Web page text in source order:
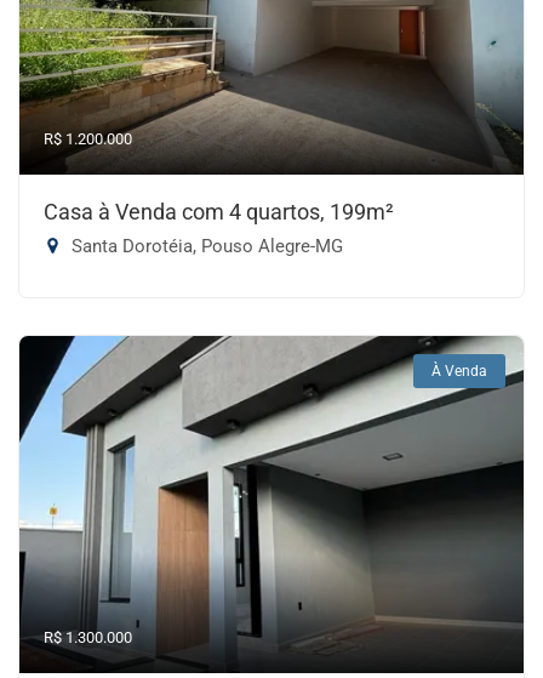
R$ 1.200.000
Casa à Venda com 4 quartos, 199m²
Santa Dorotéia, Pouso Alegre-MG
À Venda
R$ 1.300.000